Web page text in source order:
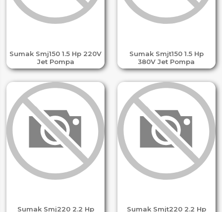
Sumak Smj150 1.5 Hp 220V
Jet Pompa
Sumak Smjt150 1.5 Hp
380V Jet Pompa
Sumak Smj220 2.2 Hp
Sumak Smjt220 2.2 Hp